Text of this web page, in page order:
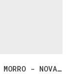
- NOVA